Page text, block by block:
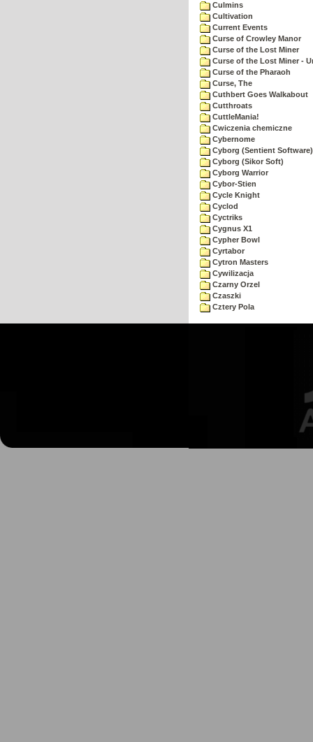
Culmins
Cultivation
Current Events
Curse of Crowley Manor
Curse of the Lost Miner
Curse of the Lost Miner -
Curse of the Pharaoh
Curse, The
Cuthbert Goes Walkabout
Cutthroats
CuttleMania!
Cwiczenia chemiczne
Cybernome
Cyborg (Sentient Software)
Cyborg (Sikor Soft)
Cyborg Warrior
Cybor-Stien
Cycle Knight
Cyclod
Cyctriks
Cygnus X1
Cypher Bowl
Cyrtabor
Cytron Masters
Cywilizacja
Czarny Orzel
Czaszki
Cztery Pola